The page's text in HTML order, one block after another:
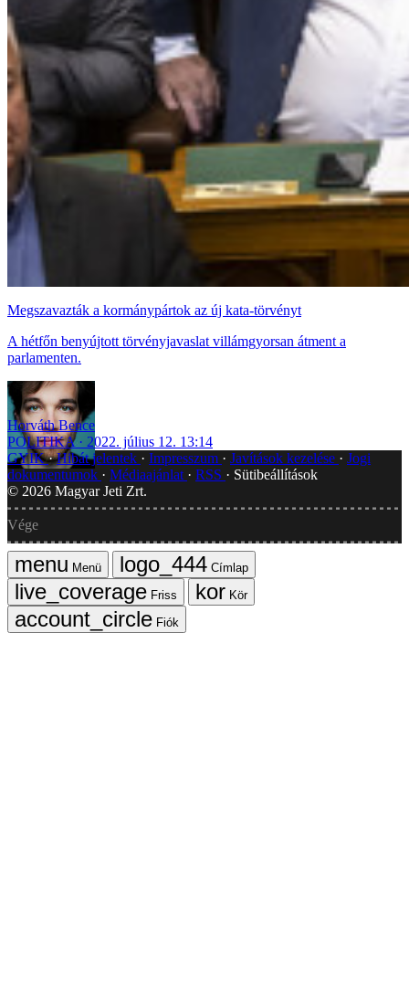
Megszavazták a kormánypártok az új kata-törvényt
A hétfőn benyújtott törvényjavaslat villámgyorsan átment a
parlamenten.
Horváth Bence
POLITIKA
2022. július 12. 13:14
GYIK Hibát jelentek Impresszum Javítások kezelése
Jogi
dokumentumok
Médiaajánlat RSS
Sütibeállítások
© 2026 Magyar Jeti Zrt.
Vége
Menü
Címlap
Friss
Kör
Fiók